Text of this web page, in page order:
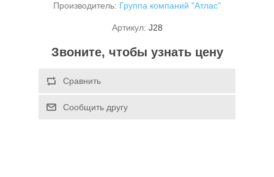
Производитель: Группа компаний "Атлас"
Артикул: J28
Звоните, чтобы узнать цену